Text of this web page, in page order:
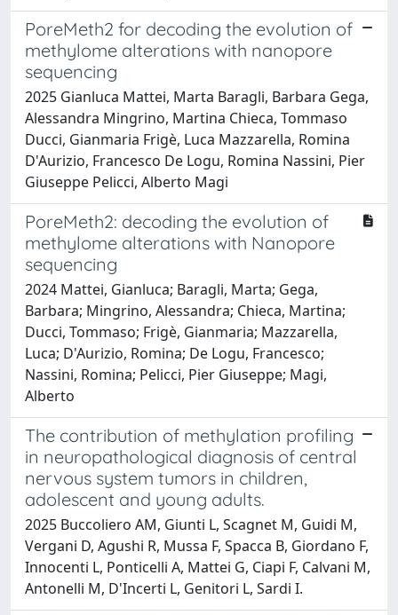
PoreMeth2 for decoding the evolution of
methylome alterations with nanopore
sequencing
2025 Gianluca Mattei, Marta Baragli, Barbara Gega,
Alessandra Mingrino, Martina Chieca, Tommaso
Ducci, Gianmaria Frigè, Luca Mazzarella, Romina
D'Aurizio, Francesco De Logu, Romina Nassini, Pier
Giuseppe Pelicci, Alberto Magi
PoreMeth2: decoding the evolution of
methylome alterations with Nanopore
sequencing
2024 Mattei, Gianluca; Baragli, Marta; Gega,
Barbara; Mingrino, Alessandra; Chieca, Martina;
Ducci, Tommaso; Frigè, Gianmaria; Mazzarella,
Luca; D'Aurizio, Romina; De Logu, Francesco;
Nassini, Romina; Pelicci, Pier Giuseppe; Magi,
Alberto
The contribution of methylation profiling
in neuropathological diagnosis of central
nervous system tumors in children,
adolescent and young adults.
2025 Buccoliero AM, Giunti L, Scagnet M, Guidi M,
Vergani D, Agushi R, Mussa F, Spacca B, Giordano F,
Innocenti L, Ponticelli A, Mattei G, Ciapi F, Calvani M,
Antonelli M, D'Incerti L, Genitori L, Sardi I.